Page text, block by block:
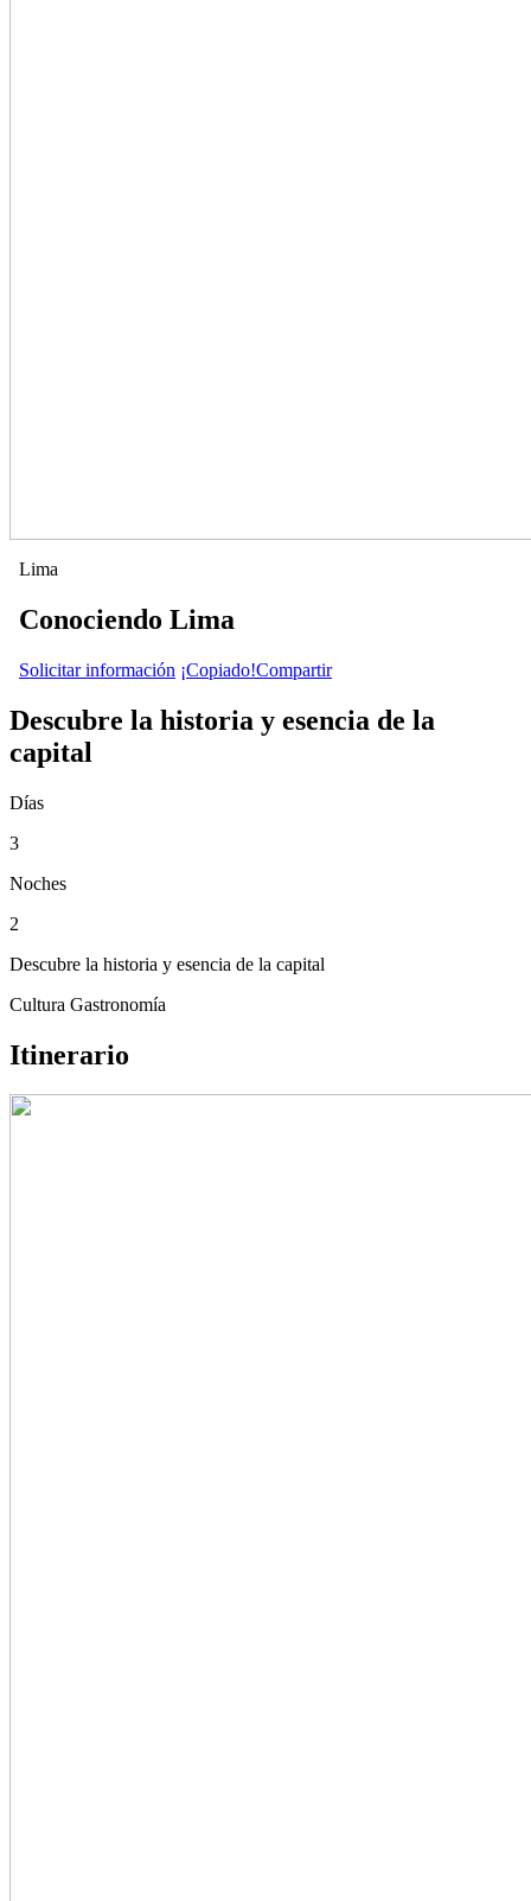
Lima
Conociendo Lima
Solicitar información ¡Copiado!Compartir
Descubre la historia y esencia de la
capital
Días
3
Noches
2
Descubre la historia y esencia de la capital
Cultura Gastronomía
Itinerario